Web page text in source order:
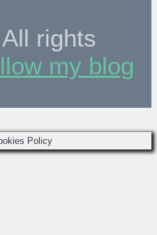
rights
my blog
Policy